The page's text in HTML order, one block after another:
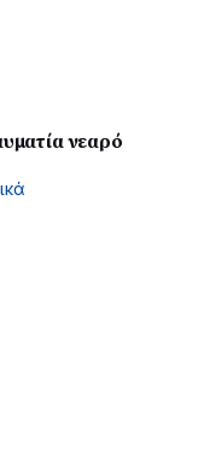
νεαρό